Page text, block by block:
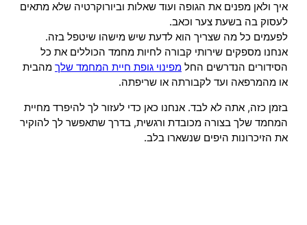
איך ולאן מפנים את הגופה ועוד שאלות וביורוקרטיה שלא מתאים
לעסוק בה בשעת צער וכאב.
לפעמים כל מה שצריך הוא לדעת שיש מישהו שיטפל בזה.
אנחנו מספקים שירותי קבורה לחיות מחמד הכוללים את כל
הסידורים הנדרשים החל מפינוי גופת חיית המחמד שלך מהבית
או מהמרפאה ועד לקבורתה או שריפתה.
בזמן כזה, אתה לא לבד. אנחנו כאן כדי לעזור לך להיפרד מחיית
המחמד שלך בצורה מכובדת ורגשית, בדרך שתאפשר לך להוקיר
את הזיכרונות היפים שנשארו בלב.